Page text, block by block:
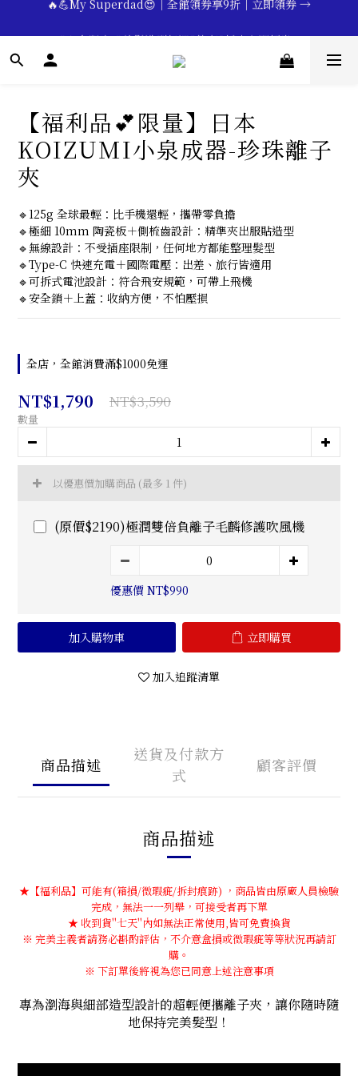
💕七夕限定💕美髮造型任選2件享9折｜立即領券 →
一分鐘登錄保固 | 買得安心又放心🔥▸▸
【福利品💕限量】日本
KOIZUMI小泉成器-珍珠離子
夾
🔹125g 全球最輕：比手機還輕，攜帶零負擔
🔹極細 10mm 陶瓷板＋側梳齒設計：精準夾出服貼造型
🔹無線設計：不受插座限制，任何地方都能整理髮型
🔹Type-C 快速充電＋國際電壓：出差、旅行皆適用
🔹可拆式電池設計：符合飛安規範，可帶上飛機
🔹安全鎖＋上蓋：收納方便，不怕壓損
全店，全館消費滿$1000免運
NT$1,790 NT$3,590
數量
以優惠價加購商品 (最多 1 件)
(原價$2190)極潤雙倍負離子毛麟修護吹風機
優惠價 NT$990
加入購物車 立即購買
加入追蹤清單
商品描述
送貨及付款方
式
顧客評價
商品描述
★【福利品】可能有(箱損/微瑕疵/拆封痕跡) ，商品皆由原廠人員檢驗
完成，無法一一列舉，可接受者再下單
★ 收到貨''七天''內如無法正常使用,皆可免費換貨
※ 完美主義者請務必斟酌評估，不介意盒損或微瑕疵等等狀況再請訂
購。
※ 下訂單後將視為您已同意上述注意事項
專為瀏海與細部造型設計的超輕便攜離子夾，讓你隨時隨
地保持完美髮型！